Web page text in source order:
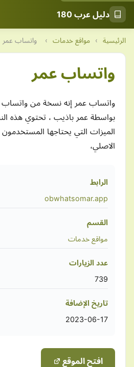
دليل عرب 180
الرئيسية › مواقع خدمات › واتساب عمر
واتساب عمر
واتساب عمر إنه نسخة من واتساب
بواسطة عمر باذيب ، تحتوي هذه
الميزات التي يحتاجها
الاصلي،
الرابط
obwhatsomar.app
القسم
مواقع خدمات
عدد الزيارات
739
تاريخ الإضافة
2023-06-17
افتح الموقع